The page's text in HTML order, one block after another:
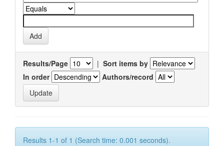
Results/Page | Sort items by
In order
Authors/record
Results 1-1 of 1 (Search time: 0.001 seconds).